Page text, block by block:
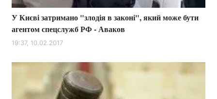
У Києві затримано "злодія в законі", який може бути
агентом спецслужб РФ - Аваков
19:37, 10.02.2017